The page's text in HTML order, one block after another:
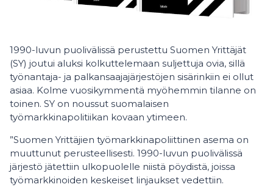
1990-luvun puolivälissä perustettu Suomen Yrittäjät
(SY) joutui aluksi kolkuttelemaan suljettuja ovia, sillä
työnantaja- ja palkansaajajärjestöjen sisärinkiin ei ollut
asiaa. Kolme vuosikymmentä myöhemmin tilanne on
toinen. SY on noussut suomalaisen
työmarkkinapolitiikan kovaan ytimeen.
”Suomen Yrittäjien työmarkkinapoliittinen asema on
muuttunut perusteellisesti. 1990-luvun puolivälissä
järjestö jätettiin ulkopuolelle niistä pöydistä, joissa
työmarkkinoiden keskeiset linjaukset vedettiin.